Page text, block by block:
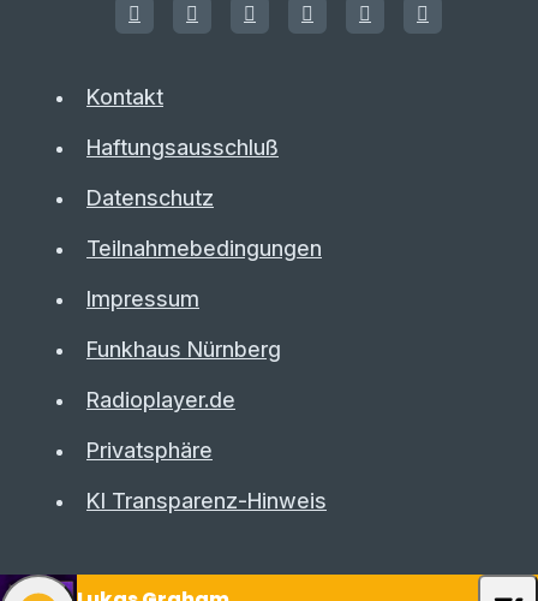
Kontakt
Haftungsausschluß
Datenschutz
Teilnahmebedingungen
Impressum
Funkhaus Nürnberg
Radioplayer.de
Privatsphäre
KI Transparenz-Hinweis